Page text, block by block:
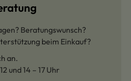
Beratungswunsch?
beim Einkauf?
an.
und 14 – 17 Uhr